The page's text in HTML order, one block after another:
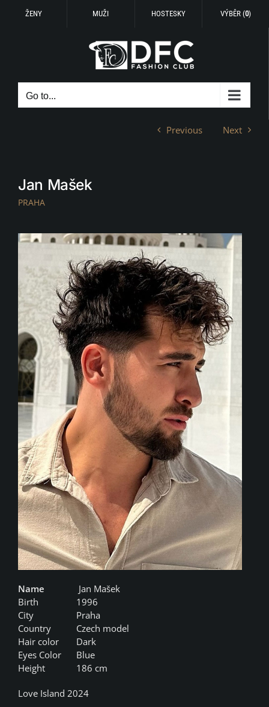
ŽENY MUŽI HOSTESKY VÝBĚR (0)
Go to...
Previous Next
Jan Mašek
PRAHA
Name
Jan Mašek
Birth
1996
City
Praha
Country
Czech model
Hair color
Dark
Eyes Color
Blue
Height
186 cm
Love Island 2024